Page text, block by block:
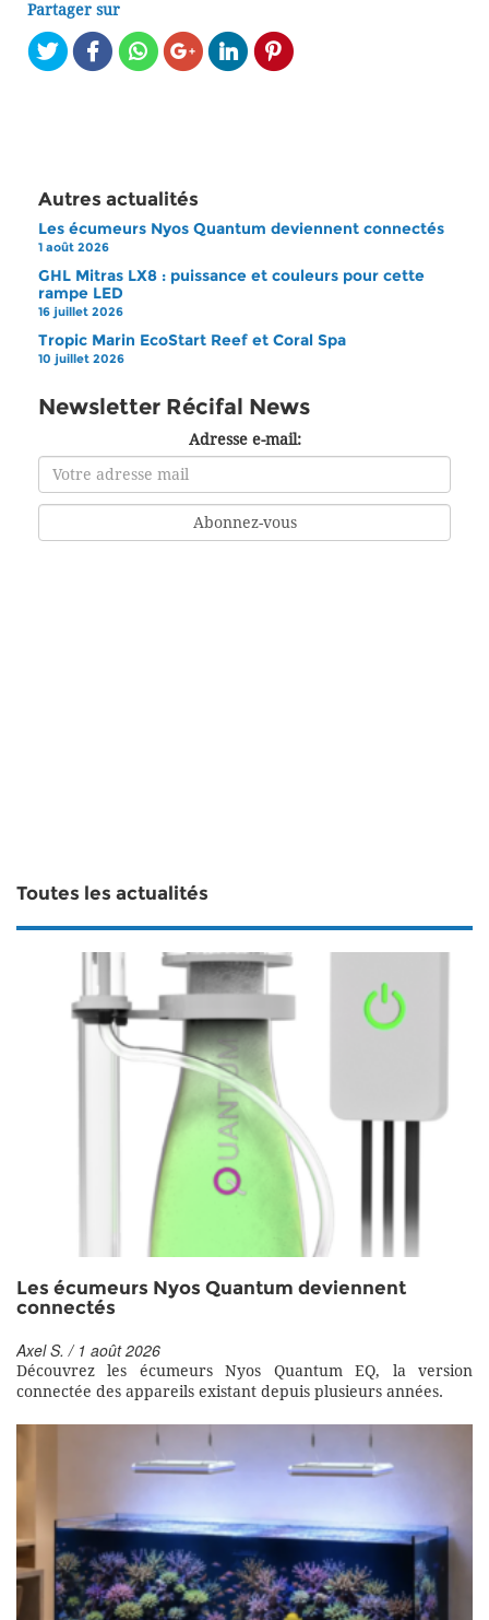
Partager sur
Autres actualités
Les écumeurs Nyos Quantum deviennent connectés
1 août 2026
GHL Mitras LX8 : puissance et couleurs pour cette
rampe LED
16 juillet 2026
Tropic Marin EcoStart Reef et Coral Spa
10 juillet 2026
Newsletter Récifal News
Adresse e-mail:
Toutes les actualités
Les écumeurs Nyos Quantum deviennent
connectés
Axel S. / 1 août 2026
Découvrez les écumeurs Nyos Quantum EQ, la version
connectée des appareils existant depuis plusieurs années.